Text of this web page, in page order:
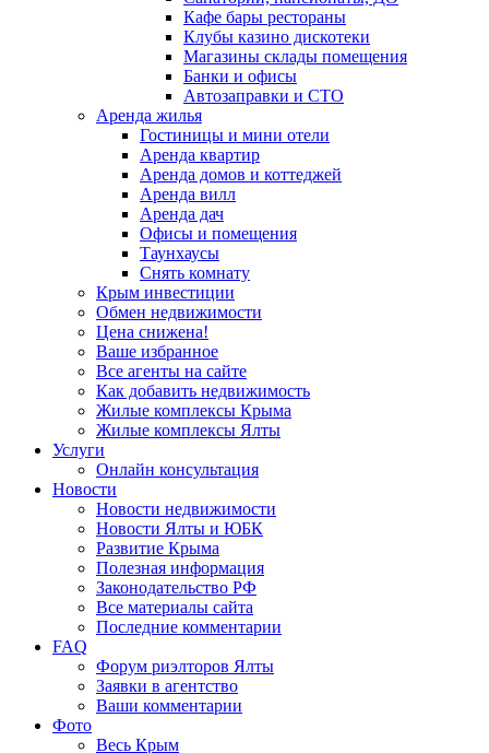
Кафе бары рестораны
Клубы казино дискотеки
Магазины склады помещения
Банки и офисы
Автозаправки и СТО
Аренда жилья
Гостиницы и мини отели
Аренда квартир
Аренда домов и коттеджей
Аренда вилл
Аренда дач
Офисы и помещения
Таунхаусы
Снять комнату
Крым инвестиции
Обмен недвижимости
Цена снижена!
Ваше избранное
Все агенты на сайте
Как добавить недвижимость
Жилые комплексы Крыма
Жилые комплексы Ялты
Услуги
Онлайн консультация
Новости
Новости недвижимости
Новости Ялты и ЮБК
Развитие Крыма
Полезная информация
Законодательство РФ
Все материалы сайта
Последние комментарии
FAQ
Форум риэлторов Ялты
Заявки в агентство
Ваши комментарии
Фото
Весь Крым